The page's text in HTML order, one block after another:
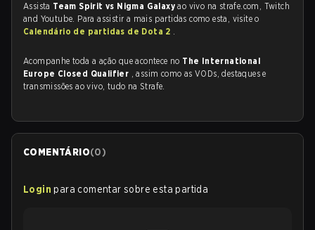
Assista Team Spirit vs Nigma Galaxyao vivo na strafe.com, Twitch
and Youtube. Para assistir a mais partidas como esta, visite o
Calendário de partidas de Dota 2 .
Acompanhe toda a ação que acontece no The International
Europe Closed Qualifier , assim como as VODs, destaques e
transmissões ao vivo, tudo na Strafe.
COMENTÁRIO(0)
Login para comentar sobre esta partida